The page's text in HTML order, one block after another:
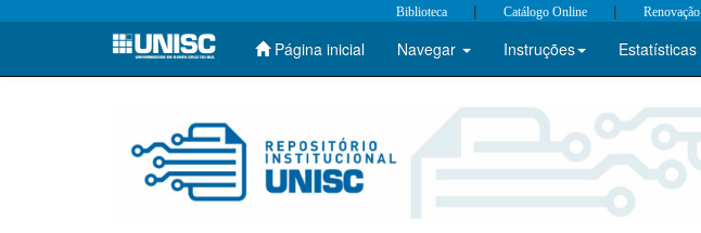
Skip
Biblioteca | Catálogo Online | Renovação
Página inicial Navegar Instruções Estatísticas